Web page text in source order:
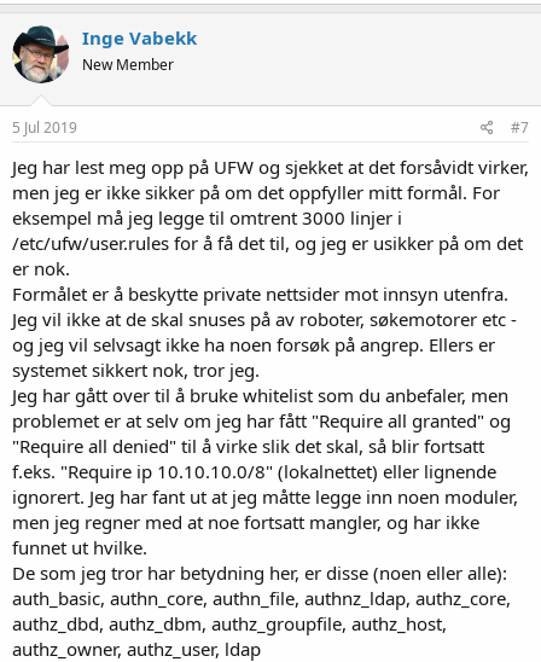
Inge Vabekk
New Member
5 Jul 2019 #7
Jeg har lest meg opp på UFW og sjekket at det forsåvidt virker,
men jeg er ikke sikker på om det oppfyller mitt formål. For
eksempel må jeg legge til omtrent 3000 linjer i
/etc/ufw/user.rules for å få det til, og jeg er usikker på om det
er nok.
Formålet er å beskytte private nettsider mot innsyn utenfra.
Jeg vil ikke at de skal snuses på av roboter, søkemotorer etc -
og jeg vil selvsagt ikke ha noen forsøk på angrep. Ellers er
systemet sikkert nok, tror jeg.
Jeg har gått over til å bruke whitelist som du anbefaler, men
problemet er at selv om jeg har fått "Require all granted" og
"Require all denied" til å virke slik det skal, så blir fortsatt
f.eks. "Require ip 10.10.10.0/8" (lokalnettet) eller lignende
ignorert. Jeg har fant ut at jeg måtte legge inn noen moduler,
men jeg regner med at noe fortsatt mangler, og har ikke
funnet ut hvilke.
De som jeg tror har betydning her, er disse (noen eller alle):
auth_basic, authn_core, authn_file, authnz_ldap, authz_core,
authz_dbd, authz_dbm, authz_groupfile, authz_host,
authz_owner, authz_user, ldap